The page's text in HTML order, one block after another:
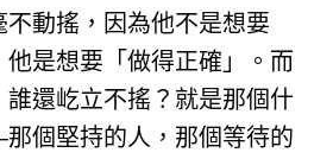
動搖，因為他不是想要
他是想要「做得正確」。而
還屹立不搖？就是那個什
個堅持的人，那個等待的